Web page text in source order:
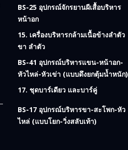
BS-25 อุปกรณ์จักรยานผีเสื้อบริหาร
หน้าอก
15. เครื่องบริหารกล้ามเนื้อข้างลำตัว
ขา ลำตัว
BS-41 อุปกรณ์บริหารแขน-หน้าอก-
หัวไหล่-หัวเข่า (แบบดึงยกตุ้มน้ำหนัก)
17. ชุดบาร์เดียว และบาร์คู่
BS-17 อุปกรณ์บริหารขา-สะโพก-หัว
ไหล่ (แบบโยก-วิ่งสลับเท้า)